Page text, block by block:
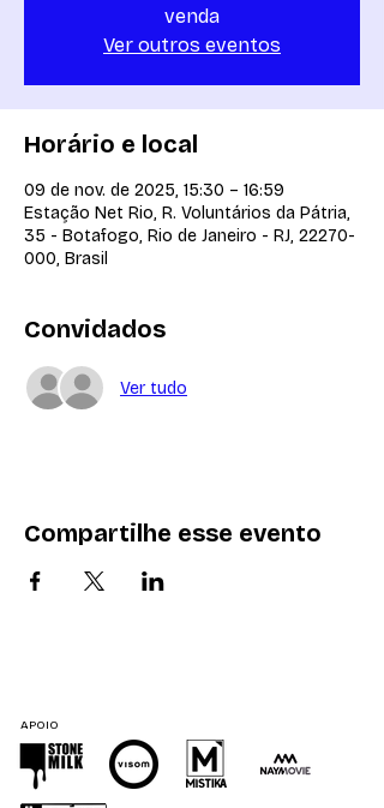
venda
Ver outros eventos
Horário e local
09 de nov. de 2025, 15:30 – 16:59
Estação Net Rio, R. Voluntários da Pátria,
35 - Botafogo, Rio de Janeiro - RJ, 22270-
000, Brasil
Convidados
Ver tudo
Compartilhe esse evento
APOIO